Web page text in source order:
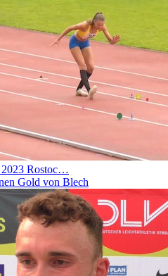
2023 Rostoc…
Gold von Blech